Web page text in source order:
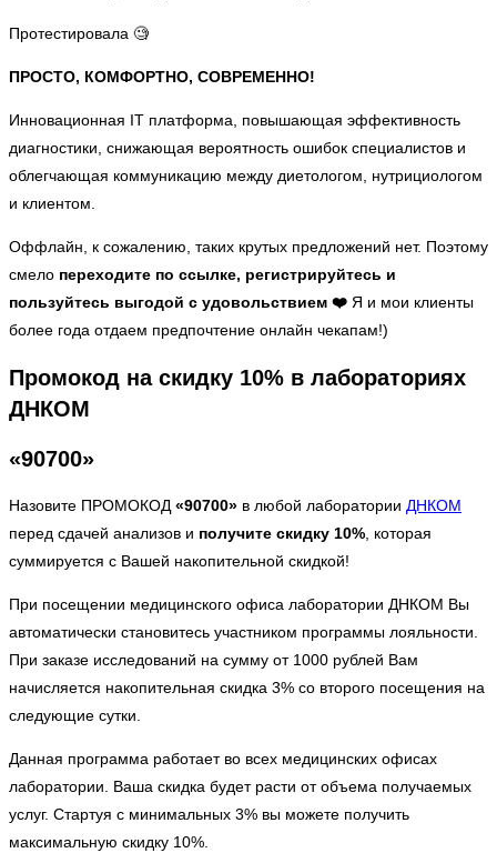
Протестировала 🧐
ПРОСТО, КОМФОРТНО, СОВРЕМЕННО!
Инновационная IТ платформа, повышающая эффективность
диагностики, снижающая вероятность ошибок специалистов и
облегчающая коммуникацию между диетологом, нутрициологом
и клиентом.
Оффлайн, к сожалению, таких крутых предложений нет. Поэтому
смело переходите по ссылке, регистрируйтесь и
пользуйтесь выгодой с удовольствием ❤️ Я и мои клиенты
более года отдаем предпочтение онлайн чекапам!)
Промокод на скидку 10% в лабораториях
ДНКОМ
«90700»
Назовите ПРОМОКОД«90700» в любой лаборатории ДНКОМ
перед сдачей анализов и получите скидку 10%, которая
суммируется с Вашей накопительной скидкой!
При посещении медицинского офиса лаборатории ДНКОМ Вы
автоматически становитесь участником программы лояльности.
При заказе исследований на сумму от 1000 рублей Вам
начисляется накопительная скидка 3% со второго посещения на
следующие сутки.
Данная программа работает во всех медицинских офисах
лаборатории. Ваша скидка будет расти от объема получаемых
услуг. Стартуя с минимальных 3% вы можете получить
максимальную скидку 10%.